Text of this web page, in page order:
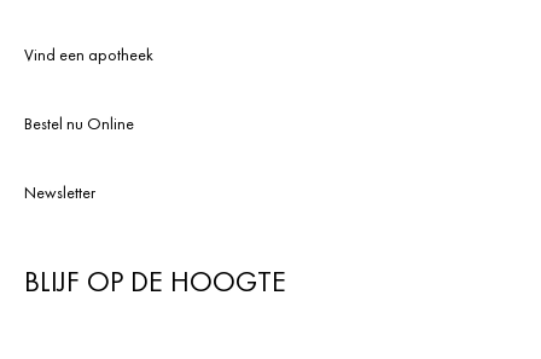
Vind een apotheek
Bestel nu Online
Newsletter
BLIJF OP DE HOOGTE